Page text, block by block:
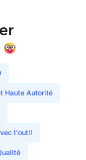
Haute Autorité
l'outil